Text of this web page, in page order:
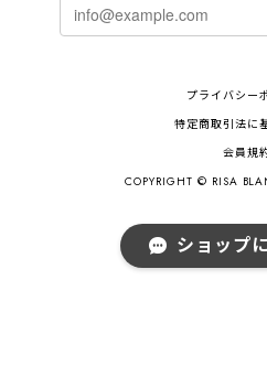
プライバシー
特定商取引法に
会員規
COPYRIGHT © RISA
ショップ